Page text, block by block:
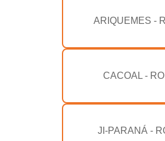
ARIQUEMES -
CACOAL - RO
JI-PARANÁ -